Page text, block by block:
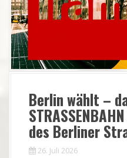
Berlin wählt –
des Berliner
26. Juli 2026